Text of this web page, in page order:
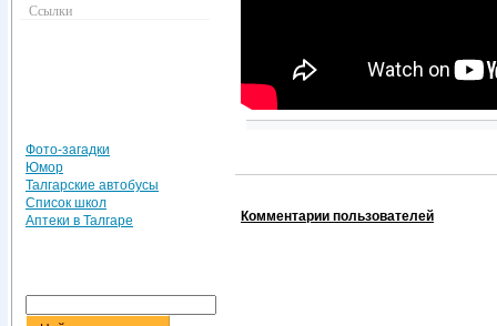
Комментарии пользователей
Ссылки
Фото-загадки
Юмор
Талгарские автобусы
Список школ
Аптеки в Талгаре